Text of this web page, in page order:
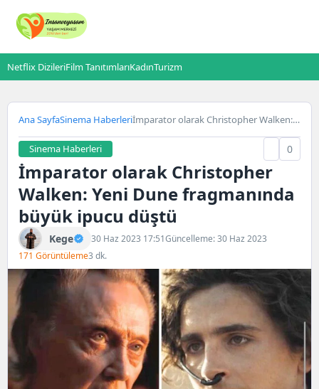
Netflix DizileriFilm TanıtımlarıKadınTurizm
Ana SayfaSinema Haberleriİmparator olarak Christopher Walken:
Sinema Haberleri 0
İmparator olarak Christopher
Walken: Yeni Dune fragmanında
büyük ipucu düştü
Kege 30 Haz 2023 17:51Güncelleme: 30 Haz 2023
171 Görüntüleme3 dk.